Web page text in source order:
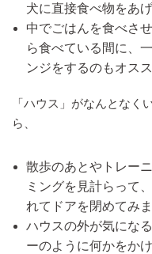
犬に直接食べ物をあ
中でごはんを食べさ
ら食べている間に、
ンジをするのもオス
「ハウス」がなんとなく
ら、
散歩のあとやトレー
ミングを見計らって
れてドアを閉めてみ
ハウスの外が気にな
ーのように何かをか